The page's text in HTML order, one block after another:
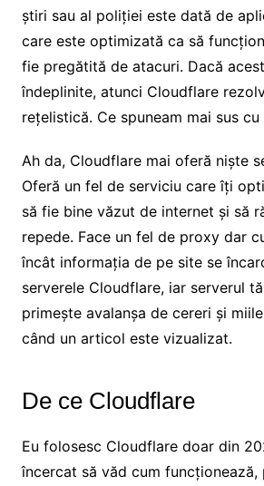
știri sau al poliției este dată de
care este optimizată ca să
fie pregătită de atacuri. Dacă
îndeplinite, atunci Cloudflare
rețelistică. Ce spuneam mai sus
Ah da, Cloudflare mai oferă niște
Oferă un fel de serviciu care îți
să fie bine văzut de internet și să
repede. Face un fel de proxy dar
încât informația de pe site se
serverele Cloudflare, iar serverul
primește avalanșa de cereri și
când un articol este vizualizat.
De ce Cloudflare
Eu folosesc Cloudflare doar din
încercat să văd cum funcționează,